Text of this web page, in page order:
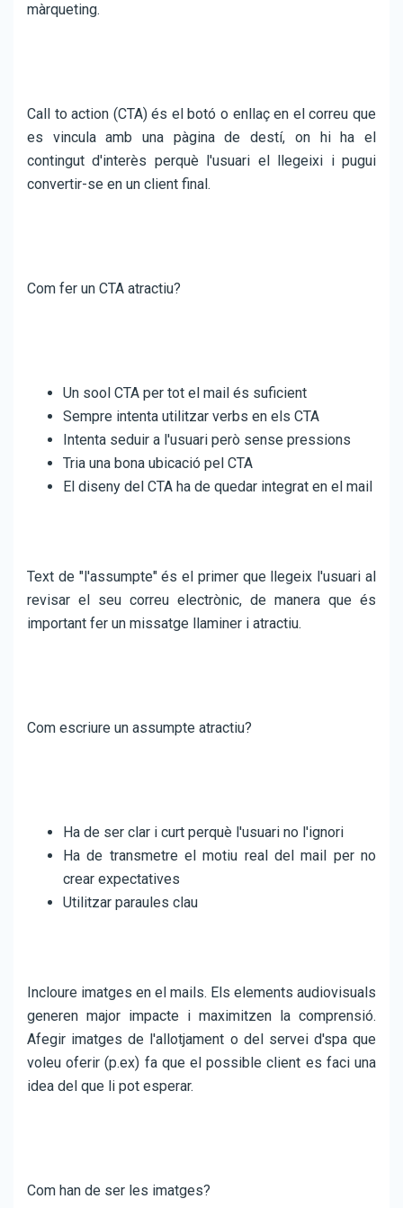
màrqueting.
Call to action (CTA) és el botó o enllaç en el correu que
es vincula amb una pàgina de destí, on hi ha el
contingut d'interès perquè l'usuari el llegeixi i pugui
convertir-se en un client final.
Com fer un CTA atractiu?
Un sool CTA per tot el mail és suficient
Sempre intenta utilitzar verbs en els CTA
Intenta seduir a l'usuari però sense pressions
Tria una bona ubicació pel CTA
El diseny del CTA ha de quedar integrat en el mail
Text de "l'assumpte" és el primer que llegeix l'usuari al
revisar el seu correu electrònic, de manera que és
important fer un missatge llaminer i atractiu.
Com escriure un assumpte atractiu?
Ha de ser clar i curt perquè l'usuari no l'ignori
Ha de transmetre el motiu real del mail per no
crear expectatives
Utilitzar paraules clau
Incloure imatges en el mails. Els elements audiovisuals
generen major impacte i maximitzen la comprensió.
Afegir imatges de l'allotjament o del servei d'spa que
voleu oferir (p.ex) fa que el possible client es faci una
idea del que li pot esperar.
Com han de ser les imatges?